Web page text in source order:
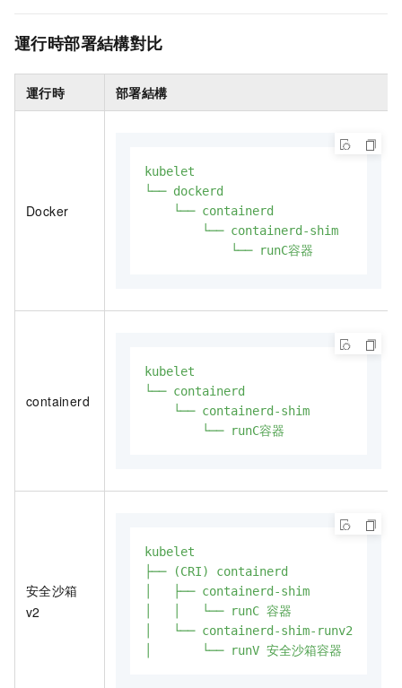
運行時部署結構對比
運行時 部署結構
Docker
kubelet
└── dockerd
└── containerd
└── containerd-shim
└──
runC容器
containerd
kubelet
└── containerd
└── containerd-shim
└──
runC容器
安全沙箱
v2
kubelet
├──
(CRI)
containerd
├── containerd-shim
└── runC 容器
└── containerd-shim-runv2
└── runV 安全沙箱容器